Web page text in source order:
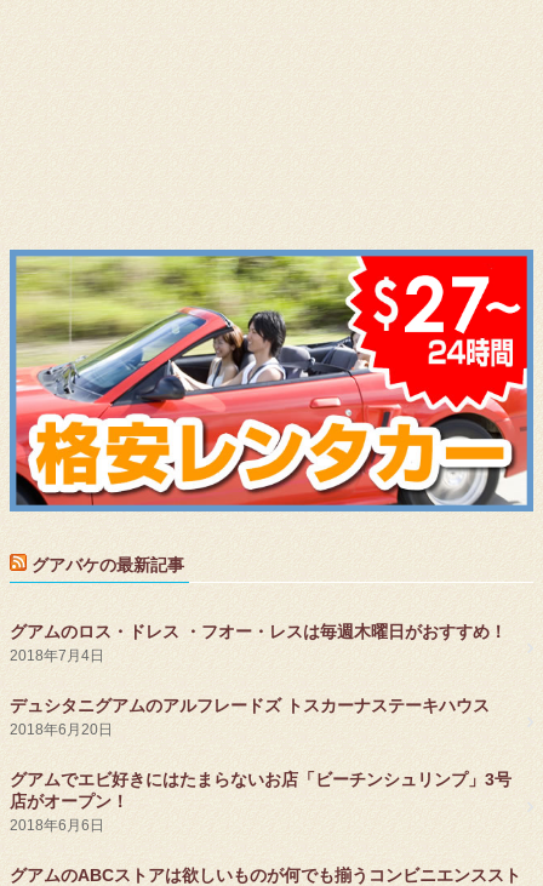
グアバケの最新記事
グアムのロス・ドレス ・フオー・レスは毎週木曜日がおすすめ！
2018年7月4日
デュシタニグアムのアルフレードズ トスカーナステーキハウス
2018年6月20日
グアムでエビ好きにはたまらないお店「ビーチンシュリンプ」3号
店がオープン！
2018年6月6日
グアムのABCストアは欲しいものが何でも揃うコンビニエンススト